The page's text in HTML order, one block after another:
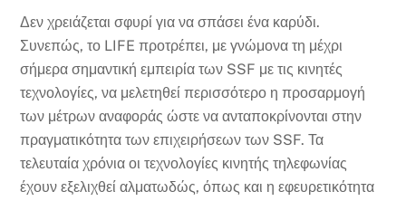
Δεν χρειάζεται σφυρί για να σπάσει ένα καρύδι.
Συνεπώς, το LIFE προτρέπει, με γνώμονα τη μέχρι
σήμερα σημαντική εμπειρία των SSF με τις κινητές
τεχνολογίες, να μελετηθεί περισσότερο η προσαρμογή
των μέτρων αναφοράς ώστε να ανταποκρίνονται στην
πραγματικότητα των επιχειρήσεων των SSF. Τα
τελευταία χρόνια οι τεχνολογίες κινητής τηλεφωνίας
έχουν εξελιχθεί αλματωδώς, όπως και η εφευρετικότητα